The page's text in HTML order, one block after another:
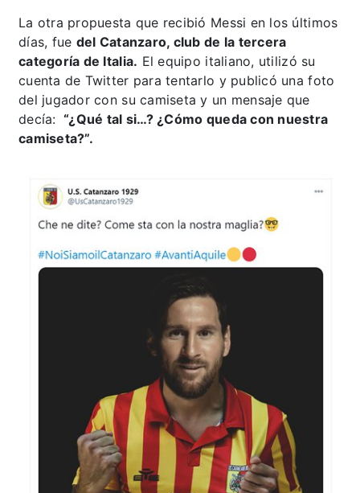
La otra propuesta que recibió Messi en los últimos
días, fue del Catanzaro, club de la tercera
categoría de Italia. El equipo italiano, utilizó su
cuenta de Twitter para tentarlo y publicó una foto
del jugador con su camiseta y un mensaje que
decía: “¿Qué tal si…? ¿Cómo queda con nuestra
camiseta?”.